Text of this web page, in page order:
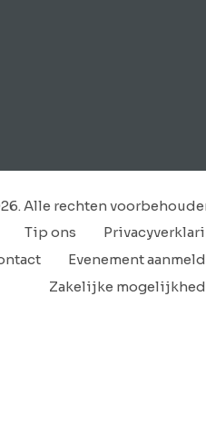
Alle rechten
Tip ons
Evenement
Zakelijke